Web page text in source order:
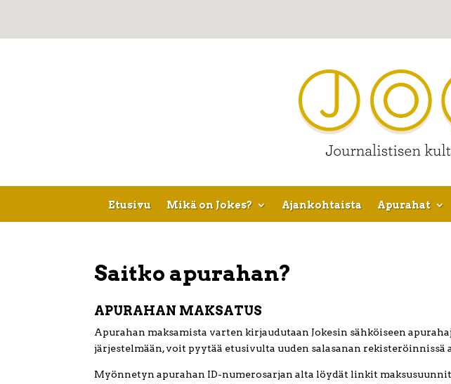
Etusivu Mikä on Jokes? Ajankohtaista Apurahat
Saitko apurahan?
APURAHAN MAKSATUS
Apurahan maksamista varten kirjaudutaan Jokesin sähköiseen
järjestelmään, voit pyytää etusivulta uuden salasanan rekisteröinnissä
Myönnetyn apurahan ID-numerosarjan alta löydät linkit